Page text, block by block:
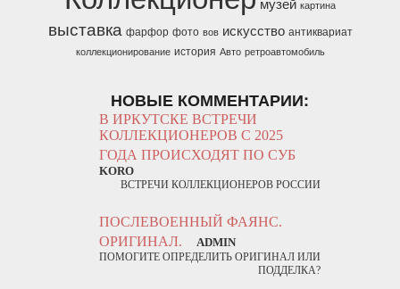
картина
выставка фарфор фото вов искусство антиквариат
коллекционирование история Авто ретроавтомобиль
НОВЫЕ КОММЕНТАРИИ:
В ИРКУТСКЕ ВСТРЕЧИ
КОЛЛЕКЦИОНЕРОВ С 2025
ГОДА ПРОИСХОДЯТ ПО СУБ
KORO
ВСТРЕЧИ КОЛЛЕКЦИОНЕРОВ РОССИИ
ПОСЛЕВОЕННЫЙ ФАЯНС.
ОРИГИНАЛ.
ADMIN
ПОМОГИТЕ ОПРЕДЕЛИТЬ ОРИГИНАЛ ИЛИ
ПОДДЕЛКА?